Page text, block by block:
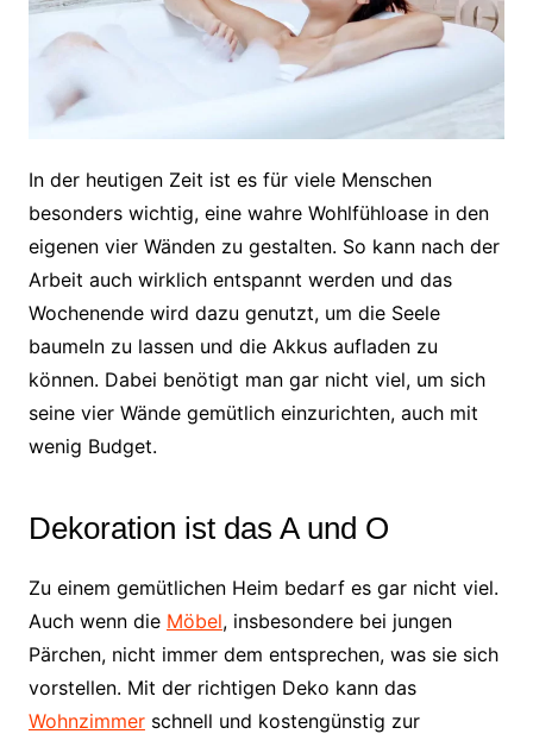
In der heutigen Zeit ist es für viele Menschen
besonders wichtig, eine wahre Wohlfühloase in den
eigenen vier Wänden zu gestalten. So kann nach der
Arbeit auch wirklich entspannt werden und das
Wochenende wird dazu genutzt, um die Seele
baumeln zu lassen und die Akkus aufladen zu
können. Dabei benötigt man gar nicht viel, um sich
seine vier Wände gemütlich einzurichten, auch mit
wenig Budget.
Dekoration ist das A und O
Zu einem gemütlichen Heim bedarf es gar nicht viel.
Auch wenn die Möbel, insbesondere bei jungen
Pärchen, nicht immer dem entsprechen, was sie sich
vorstellen. Mit der richtigen Deko kann das
Wohnzimmerschnell und kostengünstig zur